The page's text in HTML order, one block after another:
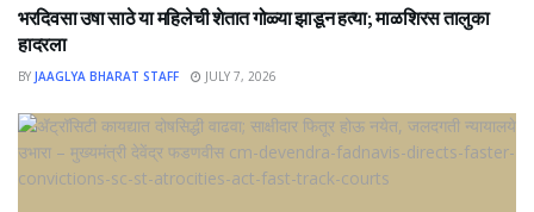
भरदिवसा उषा साठे या महिलेची शेतात गोळ्या झाडून हत्या; माळशिरस तालुका
हादरला
BY JAAGLYA BHARAT STAFF JULY 7, 2026